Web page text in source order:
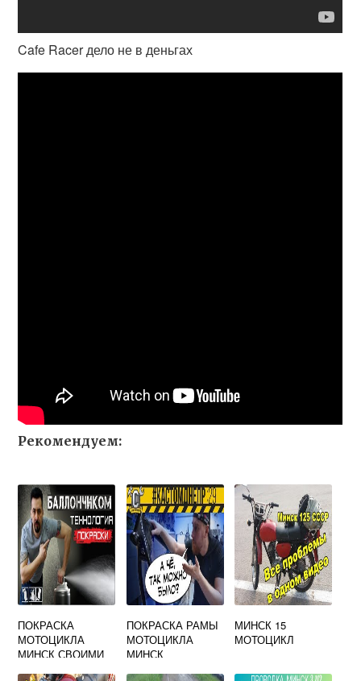
Cafe Racer дело не в деньгах
Рекомендуем:
ПОКРАСКА
МОТОЦИКЛА
МИНСК СВОИМИ
ПОКРАСКА РАМЫ
МОТОЦИКЛА
МИНСК
МИНСК 15
МОТОЦИКЛ